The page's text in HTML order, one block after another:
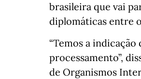
brasileira que vai
diplomáticas entre
“Temos a indicação
processamento”,
de Organismos